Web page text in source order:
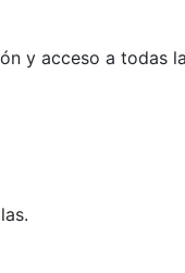
y acceso a todas